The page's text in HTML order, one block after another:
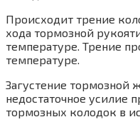
Происходит трение
хода тормозной
температуре. Трение
температуре.
Загустение тормозной
недостаточное усилие
тормозных колодок в